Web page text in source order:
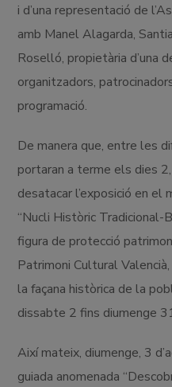
i d’una representació de
amb Manel Alagarda,
Roselló, propietària d’una
organitzadors,
programació.
De manera que, entre les
portaran a terme els dies
desatacar l’exposició en el
“Nucli Històric Tradicional-
figura de protecció
Patrimoni Cultural
la façana històrica de la
dissabte 2 fins diumenge
Així mateix, diumenge, 3
guiada anomenada